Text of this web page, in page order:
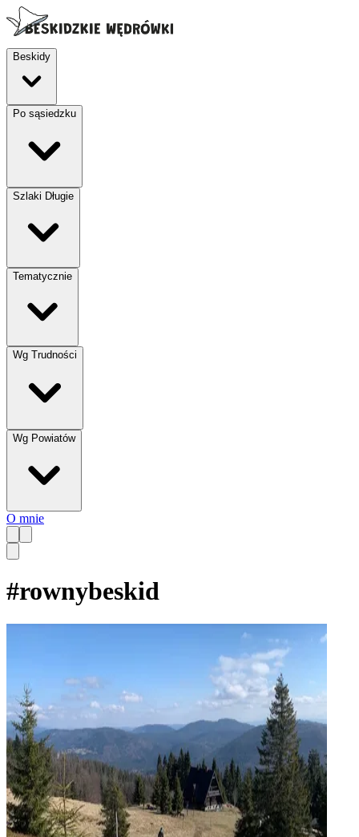
Beskidy
Po sąsiedzku
Szlaki Długie
Tematycznie
Wg Trudności
Wg Powiatów
O mnie
#rownybeskid